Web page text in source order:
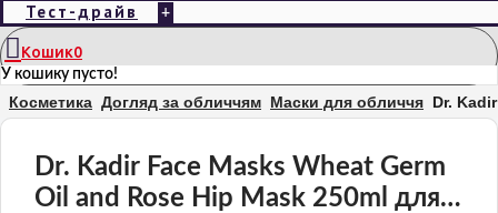
Тест-драйв +
Кошик0
У кошику пусто!
Косметика Догляд за обличчям Маски для обличчя Dr.
Dr. Kadir Face Masks Wheat Germ
Oil and Rose Hip Mask 250ml для